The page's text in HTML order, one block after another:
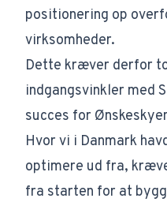
positionering op
virksomheder.
Dette kræver derfor
indgangsvinkler med
succes for
Hvor vi i Danmark
optimere ud fra,
fra starten for at